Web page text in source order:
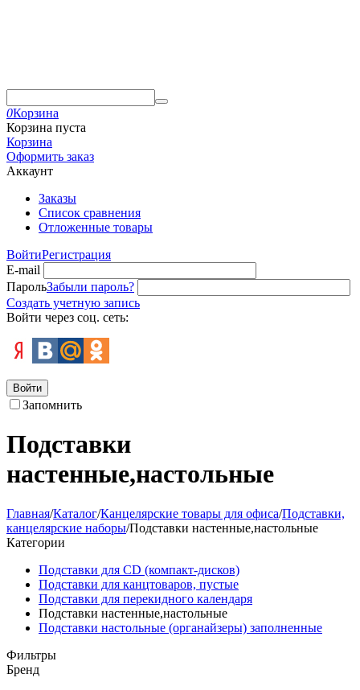
0Корзина
Корзина пуста
Корзина
Оформить заказ
Аккаунт
Заказы
Список сравнения
Отложенные товары
ВойтиРегистрация
E-mail
ПарольЗабыли пароль?
Создать учетную запись
Войти через соц. сеть:
Войти
Запомнить
Подставки
настенные,настольные
Главная/Каталог/Канцелярские товары для офиса/Подставки,
канцелярские наборы/Подставки настенные,настольные
Категории
Подставки для CD (компакт-дисков)
Подставки для канцтоваров, пустые
Подставки для перекидного календаря
Подставки настенные,настольные
Подставки настольные (органайзеры) заполненные
Фильтры
Бренд